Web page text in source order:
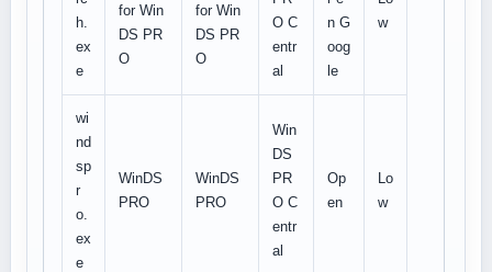
h.
ex
e
for Win
DS PR
O
for Win
DS PR
O
O C
entr
al
n G
oog
le
w
wi
nd
sp
r
o.
ex
e
WinDS
PRO
WinDS
PRO
Win
DS
PR
O C
entr
al
Op
en
Lo
w